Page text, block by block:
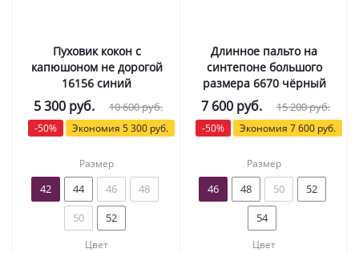
Пуховик кокон с
капюшоном не дорогой
16156 синий
5 300 руб. 10 600руб.
-50% Экономия 5 300 руб.
Размер
42 44 46
48
50
52
Цвет
Длинное пальто на
синтепоне большого
размера 6670 чёрный
7 600 руб. 15 200руб.
-50% Экономия 7 600 руб.
Размер
46 48 50
52
54
Цвет